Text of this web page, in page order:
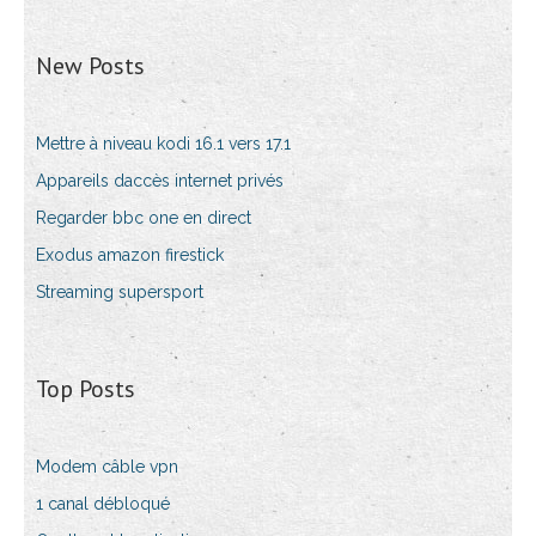
New Posts
Mettre à niveau kodi 16.1 vers 17.1
Appareils daccès internet privés
Regarder bbc one en direct
Exodus amazon firestick
Streaming supersport
Top Posts
Modem câble vpn
1 canal débloqué